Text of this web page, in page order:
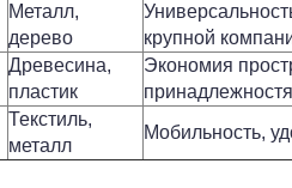
Металл,
дерево
крупной
Древесина,
пластик
Экономия
Текстиль,
металл
Мобильность,